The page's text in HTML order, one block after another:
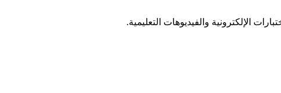
الإلكترونية والفيديوهات التعليمية.